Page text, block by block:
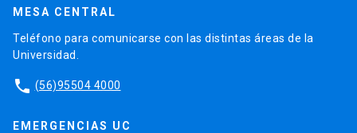
MESA CENTRAL
Teléfono para comunicarse con las distintas áreas de la
Universidad.
phone (56)95504 4000
EMERGENCIAS UC